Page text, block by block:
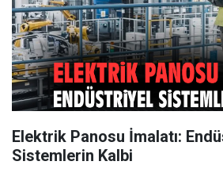
Elektrik Panosu İmalatı:
Sistemlerin Kalbi